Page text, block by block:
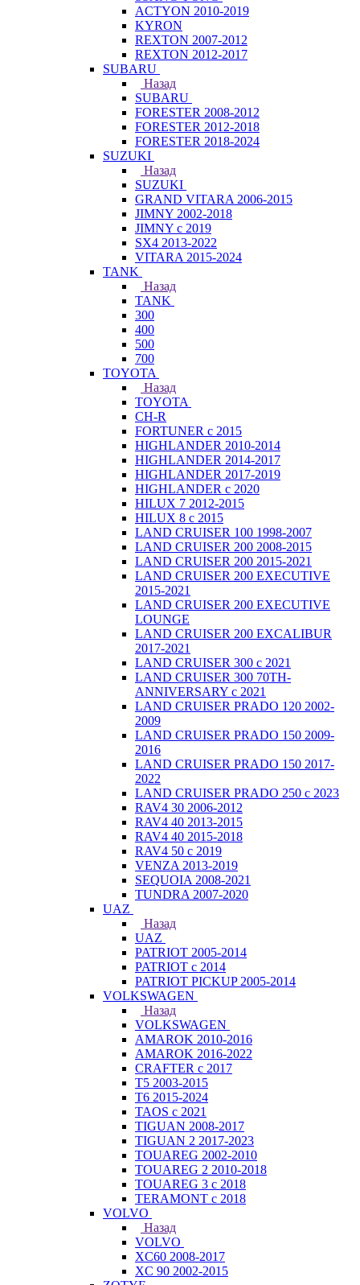
ACTYON 2010-2019
KYRON
REXTON 2007-2012
REXTON 2012-2017
SUBARU
Назад
SUBARU
FORESTER 2008-2012
FORESTER 2012-2018
FORESTER 2018-2024
SUZUKI
Назад
SUZUKI
GRAND VITARA 2006-2015
JIMNY 2002-2018
JIMNY с 2019
SX4 2013-2022
VITARA 2015-2024
TANK
Назад
TANK
300
400
500
700
TOYOTA
Назад
TOYOTA
CH-R
FORTUNER с 2015
HIGHLANDER 2010-2014
HIGHLANDER 2014-2017
HIGHLANDER 2017-2019
HIGHLANDER с 2020
HILUX 7 2012-2015
HILUX 8 с 2015
LAND CRUISER 100 1998-2007
LAND CRUISER 200 2008-2015
LAND CRUISER 200 2015-2021
LAND CRUISER 200 EXECUTIVE
2015-2021
LAND CRUISER 200 EXECUTIVE
LOUNGE
LAND CRUISER 200 EXCALIBUR
2017-2021
LAND CRUISER 300 с 2021
LAND CRUISER 300 70TH-
ANNIVERSARY с 2021
LAND CRUISER PRADO 120 2002-
2009
LAND CRUISER PRADO 150 2009-
2016
LAND CRUISER PRADO 150 2017-
2022
LAND CRUISER PRADO 250 с 2023
RAV4 30 2006-2012
RAV4 40 2013-2015
RAV4 40 2015-2018
RAV4 50 с 2019
VENZA 2013-2019
SEQUOIA 2008-2021
TUNDRA 2007-2020
UAZ
Назад
UAZ
PATRIOT 2005-2014
PATRIOT с 2014
PATRIOT PICKUP 2005-2014
VOLKSWAGEN
Назад
VOLKSWAGEN
AMAROK 2010-2016
AMAROK 2016-2022
CRAFTER с 2017
T5 2003-2015
T6 2015-2024
TAOS с 2021
TIGUAN 2008-2017
TIGUAN 2 2017-2023
TOUAREG 2002-2010
TOUAREG 2 2010-2018
TOUAREG 3 с 2018
TERAMONT с 2018
VOLVO
Назад
VOLVO
XC60 2008-2017
XC 90 2002-2015